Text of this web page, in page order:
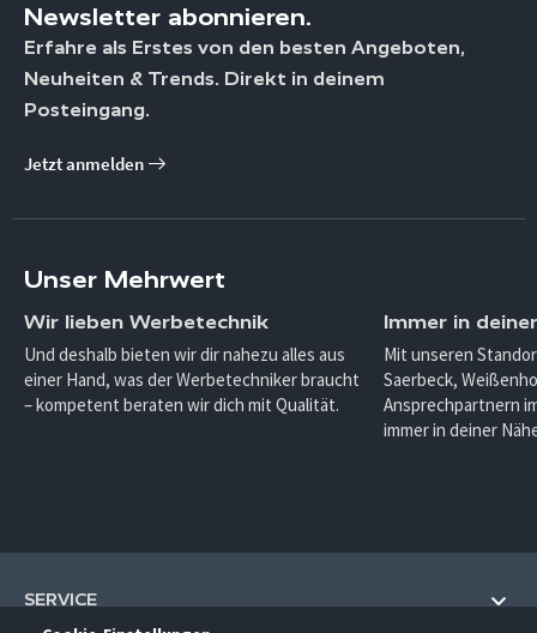
Newsletter abonnieren.
Erfahre als Erstes von den besten Angeboten,
Neuheiten & Trends. Direkt in deinem
Posteingang.
Jetzt anmelden
Unser Mehrwert
Wir lieben Werbetechnik
Und deshalb bieten wir dir nahezu alles aus
einer Hand, was der Werbetechniker braucht
– kompetent beraten wir dich mit Qualität.
Immer in
Mit unseren
Saerbeck,
Ansprechpartnern
immer in deiner
SERVICE